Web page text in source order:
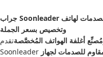
جراب Soonleader المقاوم للصدمات لهاتف iPhone 16: حماية فائقة
وتخصيص بسعر الجملة
مُصنِّع أغلفة الهواتف المُخصَّصةتقدم